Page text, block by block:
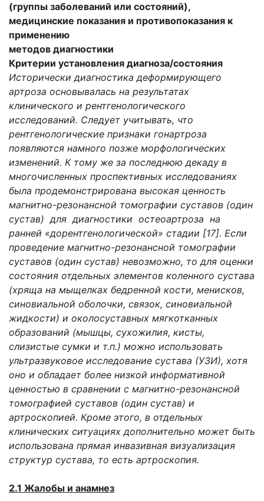
(группы заболеваний или состояний),
медицинские показания и противопоказания к
применению
методов диагностики
Критерии установления диагноза/состояния
Исторически диагностика деформирующего
артроза основывалась на результатах
клинического и рентгенологического
исследований. Следует учитывать, что
рентгенологические признаки гонартроза
появляются намного позже морфологических
изменений. К тому же за последнюю декаду в
многочисленных проспективных исследованиях
была продемонстрирована высокая ценность
магнитно-резонансной томографии суставов (один
сустав) для диагностики остеоартроза на
ранней «дорентгенологической» стадии [17]. Если
проведение магнитно-резонансной томографии
суставов (один сустав) невозможно, то для оценки
состояния отдельных элементов коленного сустава
(хряща на мыщелках бедренной кости, менисков,
синовиальной оболочки, связок, синовиальной
жидкости) и околосуставных мягкотканных
образований (мышцы, сухожилия, кисты,
слизистые сумки и т.п.) можно использовать
ультразвуковое исследование сустава (УЗИ), хотя
оно и обладает более низкой информативной
ценностью в сравнении с магнитно-резонансной
томографией суставов (один сустав) и
артроскопией. Кроме этого, в отдельных
клинических ситуациях дополнительно может быть
использована прямая инвазивная визуализация
структур сустава, то есть артроскопия.
2.1 Жалобы и анамнез